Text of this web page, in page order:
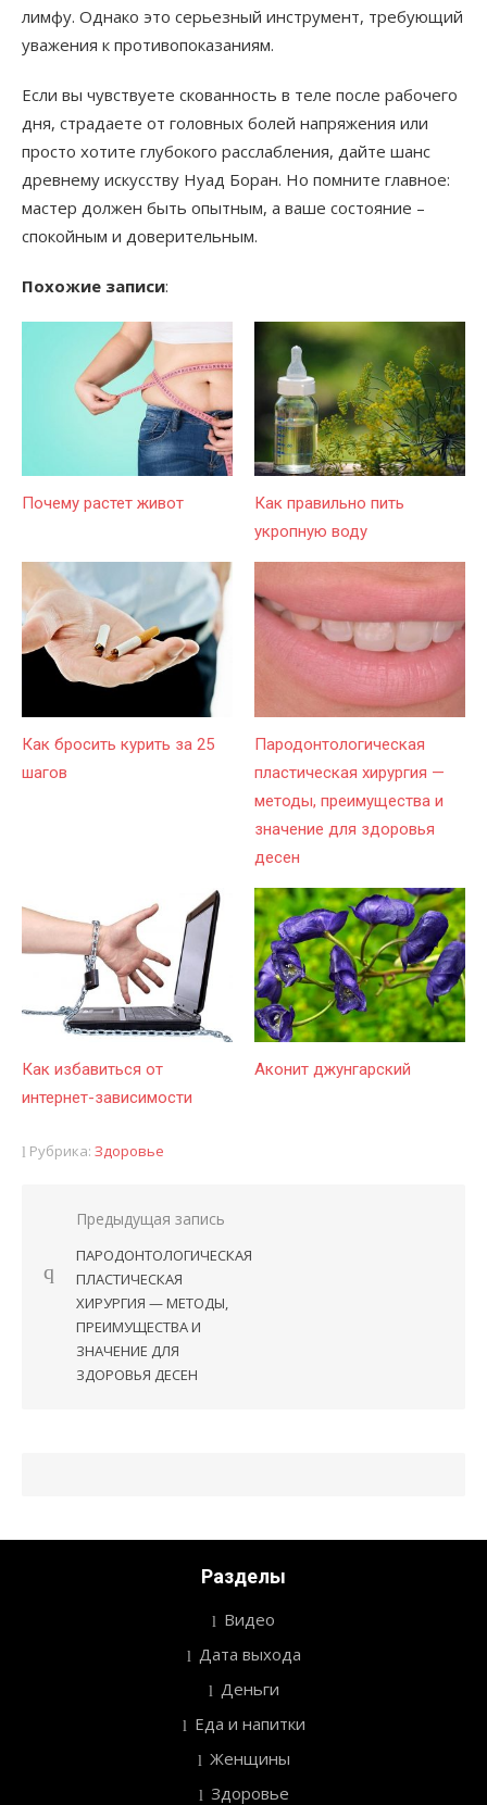
лимфу. Однако это серьезный инструмент, требующий
уважения к противопоказаниям.
Если вы чувствуете скованность в теле после рабочего
дня, страдаете от головных болей напряжения или
просто хотите глубокого расслабления, дайте шанс
древнему искусству Нуад Боран. Но помните главное:
мастер должен быть опытным, а ваше состояние –
спокойным и доверительным.
Похожие записи:
Почему растет живот
Как правильно пить
укропную воду
Как бросить курить за 25
шагов
Пародонтологическая
пластическая хирургия —
методы, преимущества и
значение для здоровья
десен
Как избавиться от
интернет-зависимости
Аконит джунгарский
Рубрика: Здоровье
по
записям
Предыдущая запись
ПАРОДОНТОЛОГИЧЕСКАЯ
ПЛАСТИЧЕСКАЯ
ХИРУРГИЯ — МЕТОДЫ,
ПРЕИМУЩЕСТВА И
ЗНАЧЕНИЕ ДЛЯ
ЗДОРОВЬЯ ДЕСЕН
Разделы
Видео
Дата выхода
Деньги
Еда и напитки
Женщины
Здоровье